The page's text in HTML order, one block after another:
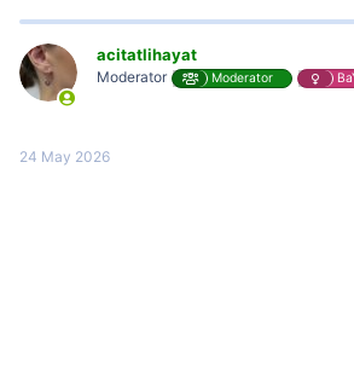
acitatlihayat
Moderator Moderator
24 May 2026